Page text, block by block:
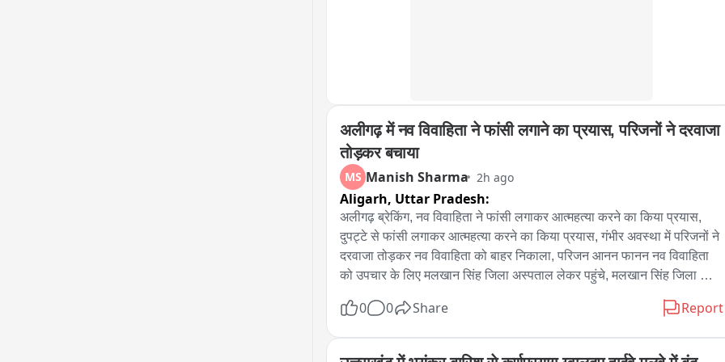
अलीगढ़ में नव विवाहिता ने फांसी लगाने का प्रयास, परिजनों ने दरवाजा
तोड़कर बचाया
MS Manish Sharma 2h ago
Aligarh, Uttar Pradesh:
अलीगढ़ ब्रेकिंग, नव विवाहिता ने फांसी लगाकर आत्महत्या करने का किया प्रयास,
दुपट्टे से फांसी लगाकर आत्महत्या करने का किया प्रयास, गंभीर अवस्था में परिजनों ने
दरवाजा तोड़कर नव विवाहिता को बाहर निकाला, परिजन आनन फानन नव विवाहिता
को उपचार के लिए मलखान सिंह जिला अस्पताल लेकर पहुंचे, मलखान सिंह जिला
पार्क के इलाके के अंबेडकर कॉलोनी की घटना
0 0 Share Report